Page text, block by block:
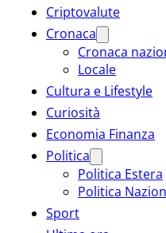
Criptovalute
Cronaca
Cronaca
Locale
Cultura e Lifestyle
Curiosità
Economia Finanza
Politica
Politica Estera
Politica
Sport